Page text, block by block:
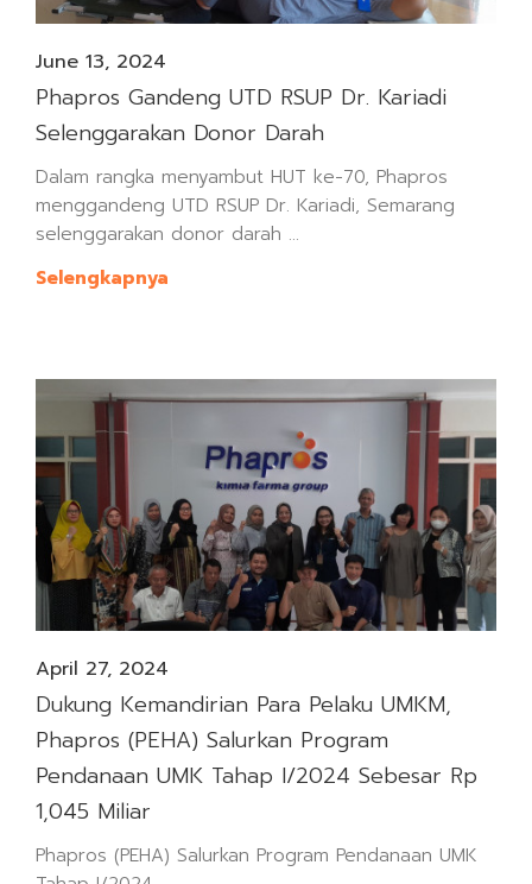
June 13, 2024
Phapros Gandeng UTD RSUP Dr. Kariadi
Selenggarakan Donor Darah
Dalam rangka menyambut HUT ke-70, Phapros
menggandeng UTD RSUP Dr. Kariadi, Semarang
selenggarakan donor darah ...
Selengkapnya
April 27, 2024
Dukung Kemandirian Para Pelaku UMKM,
Phapros (PEHA) Salurkan Program
Pendanaan UMK Tahap I/2024 Sebesar Rp
1,045 Miliar
Phapros (PEHA) Salurkan Program Pendanaan UMK